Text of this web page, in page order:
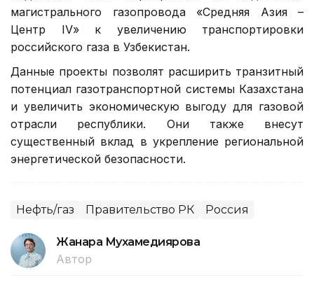
магистрального газопровода «Средняя Азия –
Центр IV» к увеличению транспортировки
российского газа в Узбекистан.
Данные проекты позволят расширить транзитный
потенциал газотранспортной системы Казахстана
и увеличить экономическую выгоду для газовой
отрасли республики. Они также внесут
существенный вклад в укрепление региональной
энергетической безопасности.
Нефть/газ Правительство РК Россия
Жанара Мухамедиярова
Автор